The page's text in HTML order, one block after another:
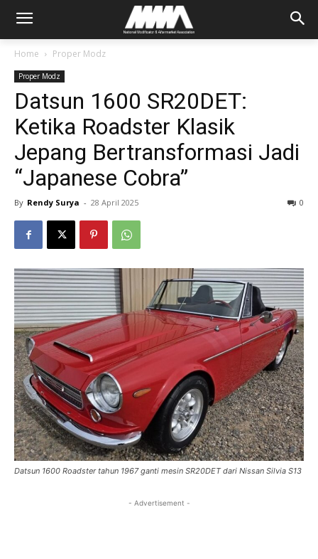
Home Proper Modz
Proper Modz
Datsun 1600 SR20DET:
Ketika Roadster Klasik
Jepang Bertransformasi Jadi
“Japanese Cobra”
By Rendy Surya - 28 April 2025 0
Datsun 1600 Roadster tahun 1967 ganti mesin SR20DET dari Nissan Silvia S13
- Advertisement -